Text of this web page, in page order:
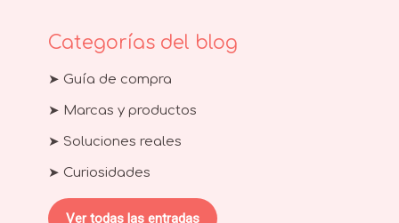
Categorías del blog
➤ Guía de compra
➤ Marcas y productos
➤ Soluciones reales
➤ Curiosidades
Ver todas las entradas